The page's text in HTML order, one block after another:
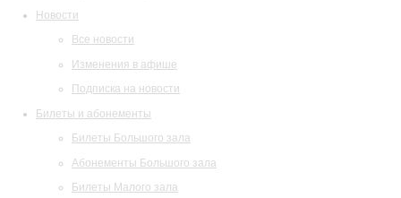
Новости
Все новости
Изменения в афише
Подписка на новости
Билеты и абонементы
Билеты Большого зала
Абонементы Большого зала
Билеты Малого зала